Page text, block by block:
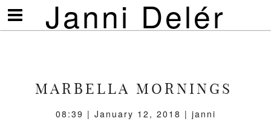
Janni Delér
Visa/göm
meny
MARBELLA MORNINGS
08:39 | January 12, 2018 | janni